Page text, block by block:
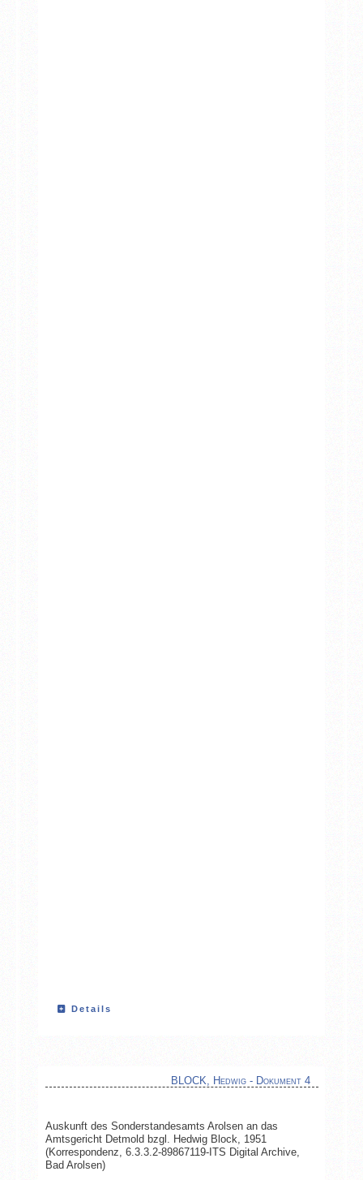
Details
BLOCK, Hedwig - Dokument 4
Auskunft des Sonderstandesamts Arolsen an das
Amtsgericht Detmold bzgl. Hedwig Block, 1951
(Korrespondenz, 6.3.3.2-89867119-ITS Digital Archive,
Bad Arolsen)